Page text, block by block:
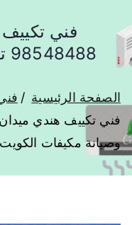
فني
الصفحة الرئيسية
وصيانة مكيفات الكويت